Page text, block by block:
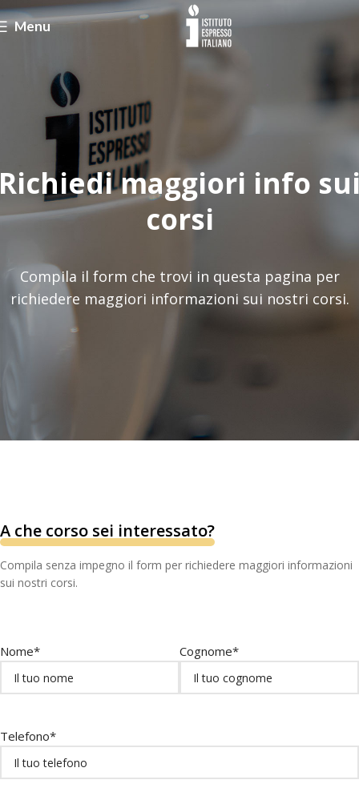
Menu
maggiori info
corsi
Compila il form che trovi in questa pagina per
richiedere maggiori informazioni sui nostri corsi.
A che corso sei interessato?
Compila senza impegno il form per richiedere maggiori informazioni
sui nostri corsi.
Nome* Cognome*
Telefono*